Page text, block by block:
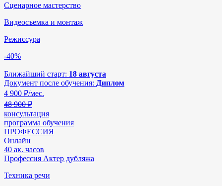
Сценарное мастерство
Видеосъемка и монтаж
Режиссура
-40%
Ближайший старт: 18 августа
Документ после обучения: Диплом
4 900 ₽/мес.
48 900 ₽
консультация
программа обучения
ПРОФЕССИЯ
Онлайн
40 ак. часов
Профессия Актер дубляжа
Техника речи